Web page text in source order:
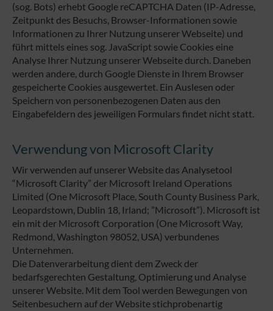
(sog. Bots) erhebt Google reCAPTCHA Daten (IP-Adresse,
Zeitpunkt des Besuchs, Browser-Informationen sowie
Informationen zu Ihrer Nutzung unserer Webseite) und
führt mittels eines sog. JavaScript sowie Cookies eine
Analyse Ihrer Nutzung unserer Webseite durch. Daneben
werden andere, durch Google Dienste in Ihrem Browser
gespeicherte Cookies ausgewertet. Ein Auslesen oder
Speichern von personenbezogenen Daten aus den
Eingabefeldern des jeweiligen Formulars findet nicht statt.
Verwendung von Microsoft Clarity
Wir verwenden auf unserer Website das Analysetool
“Microsoft Clarity” der Microsoft Ireland Operations
Limited (One Microsoft Place, South County Business Park,
Leopardstown, Dublin 18, Irland; ”Microsoft”). Microsoft ist
ein mit der Microsoft Corporation (One Microsoft Way,
Redmond, Washington 98052, USA) verbundenes
Unternehmen.
Die Datenverarbeitung dient dem Zweck der
bedarfsgerechten Gestaltung, Optimierung und Analyse
unserer Website. Mit dem Tool werden Bewegungen von
Seitenbesuchern auf der Website stichprobenartig